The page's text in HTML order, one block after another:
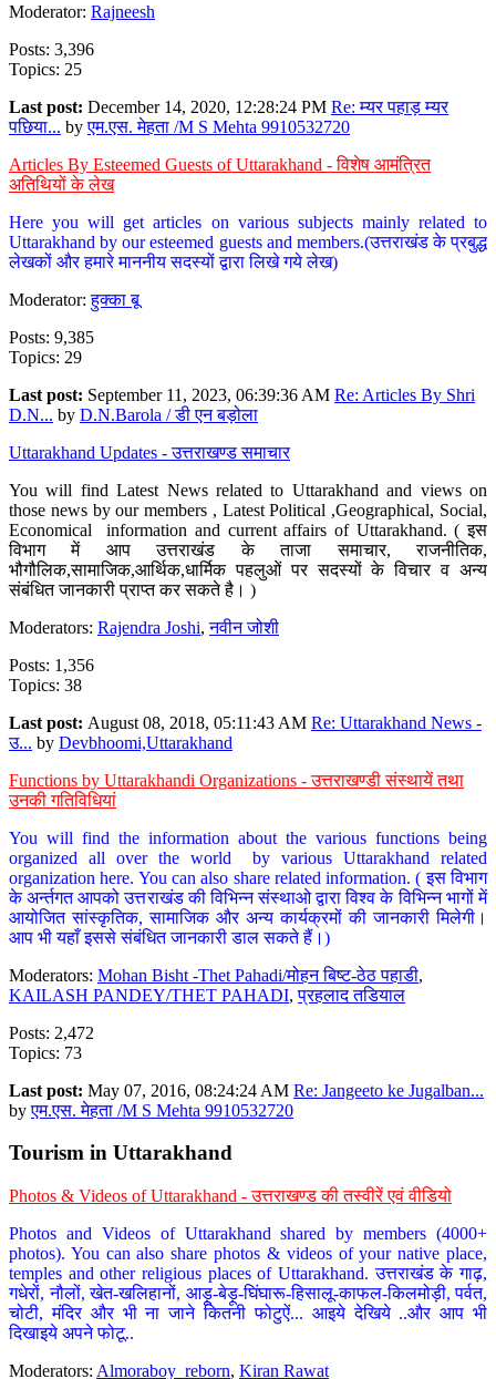
Moderator: Rajneesh
Posts: 3,396
Topics: 25
Last post: December 14, 2020, 12:28:24 PM Re: म्यर पहाड़ म्यर
पछिया... byएम.एस. मेहता /M S Mehta 9910532720
Articles By Esteemed Guests of Uttarakhand - विशेष आमंत्रित
अतिथियों के लेख
Here you will get articles on various subjects mainly related to
Uttarakhand by our esteemed guests and members.(उत्तराखंड के प्रबुद्ध
लेखकों और हमारे माननीय सदस्यों द्वारा लिखे गये लेख)
Moderator:हुक्का बू
Posts: 9,385
Topics: 29
Last post: September 11, 2023, 06:39:36 AM Re: Articles By Shri
D.N... by D.N.Barola / डी एन बड़ोला
Uttarakhand Updates - उत्तराखण्ड समाचार
You will find Latest News related to Uttarakhand and views on
those news by our members , Latest Political ,Geographical, Social,
Economical information and current affairs of Uttarakhand. ( इस
विभाग में आप उत्तराखंड के ताजा समाचार, राजनीतिक,
भौगौलिक,सामाजिक,आर्थिक,धार्मिक पहलुओं पर सदस्यों के विचार व अन्य
संबंधित जानकारी प्राप्त कर सकते है। )
Moderators: Rajendra Joshi,नवीन जोशी
Posts: 1,356
Topics: 38
Last post: August 08, 2018, 05:11:43 AM Re: Uttarakhand News -
उ... by Devbhoomi,Uttarakhand
Functions by Uttarakhandi Organizations - उत्तराखण्डी संस्थायें तथा
उनकी गतिविधियां
You will find the information about the various functions being
organized all over the world by various Uttarakhand related
organization here. You can also share related information. ( इस विभाग
के अर्न्तगत आपको उत्तराखंड की विभिन्न संस्थाओ द्वारा विश्व के विभिन्न भागों में
आयोजित सांस्कृतिक, सामाजिक और अन्य कार्यक्रमों की जानकारी मिलेगी।
आप भी यहाँ इससे संबंधित जानकारी डाल सकते हैं।)
Moderators: Mohan Bisht -Thet Pahadi/मोहन बिष्ट-ठेठ पहाडी,
KAILASH PANDEY/THET PAHADI,प्रहलाद तडियाल
Posts: 2,472
Topics: 73
Last post: May 07, 2016, 08:24:24 AM Re: Jangeeto ke Jugalban...
byएम.एस. मेहता /M S Mehta 9910532720
Tourism in Uttarakhand
Photos & Videos of Uttarakhand - उत्तराखण्ड की तस्वीरें एवं वीडियो
Photos and Videos of Uttarakhand shared by members (4000+
photos). You can also share photos & videos of your native place,
temples and other religious places of Uttarakhand. उत्तराखंड के गाढ़,
गधेरों, नौलों, खेत-खलिहानों, आड़ू-बेड़ू-घिंघारू-हिसालू-काफल-किलमोड़ी, पर्वत,
चोटी, मंदिर और भी ना जाने कितनी फोटुऐं... आइये देखिये ..और आप भी
दिखाइये अपने फोटू..
Moderators: Almoraboy_reborn, Kiran Rawat